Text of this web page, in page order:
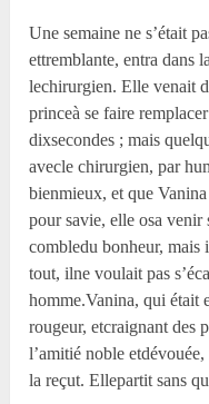
Une semaine ne s’était
ettremblante, entra dans
lechirurgien. Elle venait
princeà se faire
dixsecondes ; mais
avecle chirurgien, par
bienmieux, et que
pour savie, elle osa
combledu bonheur, mais
tout, ilne voulait pas
homme.Vanina, qui était
rougeur, etcraignant des
l’amitié noble
la reçut. Ellepartit sans